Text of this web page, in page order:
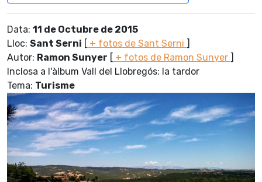
Data: 11 de Octubre de 2015
Lloc: Sant Serni [ + fotos de Sant Serni ]
Autor: Ramon Sunyer [ + fotos de Ramon Sunyer ]
Inclosa a l'àlbum Vall del Llobregós: la tardor
Tema: Turisme